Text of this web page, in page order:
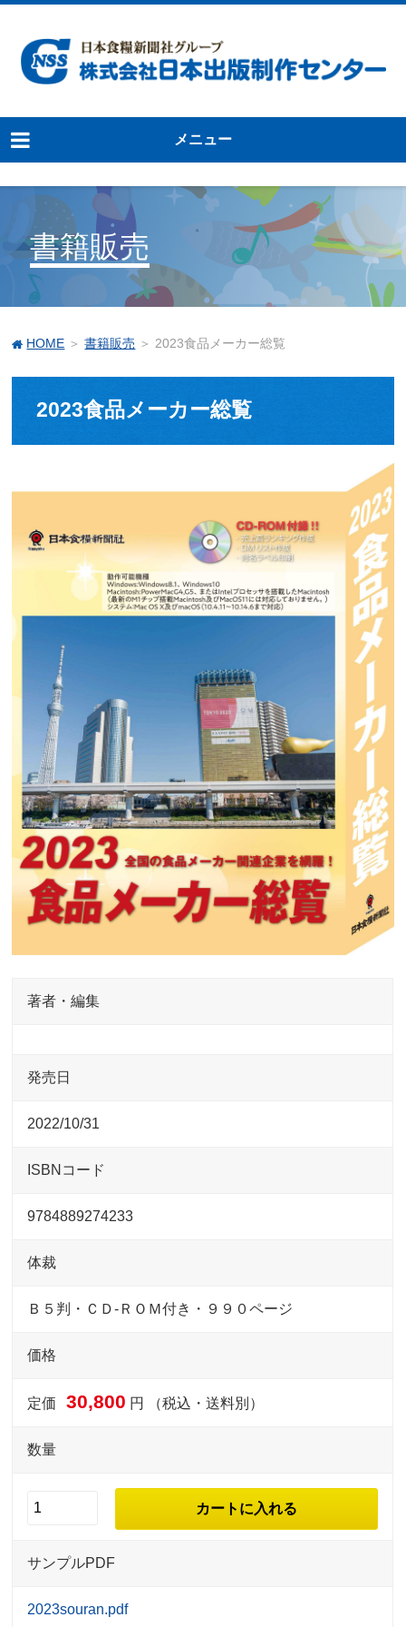
メニュー
書籍販売
HOME ＞書籍販売 ＞ 2023食品メーカー総覧
2023食品メーカー総覧
著者・編集
発売日
2022/10/31
ISBNコード
9784889274233
体裁
Ｂ５判・ＣＤ‐ＲＯＭ付き・９９０ページ
価格
定価 30,800 円 （税込・送料別）
数量
サンプルPDF
2023souran.pdf